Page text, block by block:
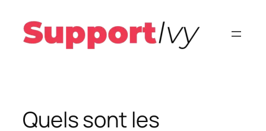
contenu
Quels sont les